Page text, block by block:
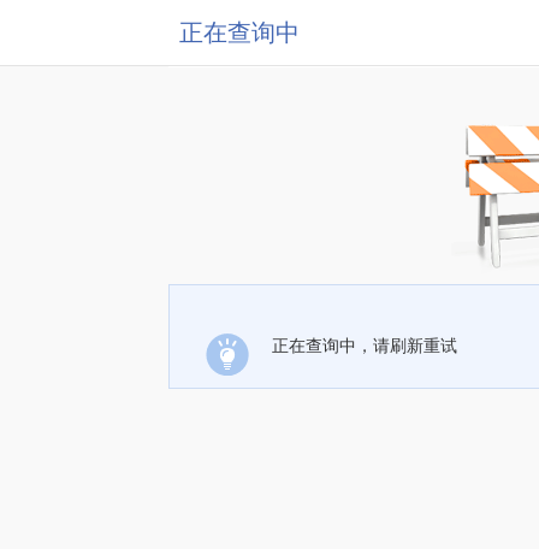
正在查询中
正在查询中，请刷新重试